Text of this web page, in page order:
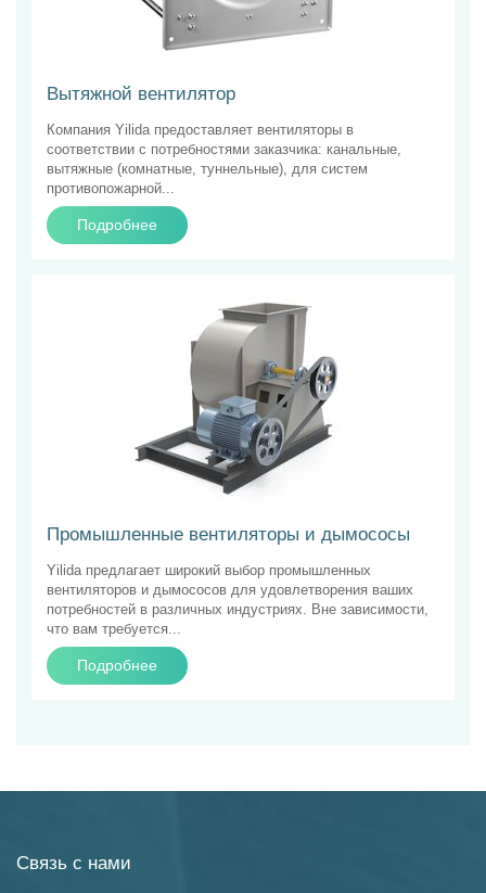
Вытяжной вентилятор
Компания Yilida предоставляет вентиляторы в
соответствии с потребностями заказчика: канальные,
вытяжные (комнатные, туннельные), для систем
противопожарной...
Подробнее
Промышленные вентиляторы и дымососы
Yilida предлагает широкий выбор промышленных
вентиляторов и дымососов для удовлетворения ваших
потребностей в различных индустриях. Вне зависимости,
что вам требуется...
Подробнее
Связь с нами